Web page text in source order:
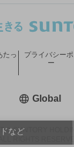
© SUNTORY
たっ
プライバシー
ー
Global新